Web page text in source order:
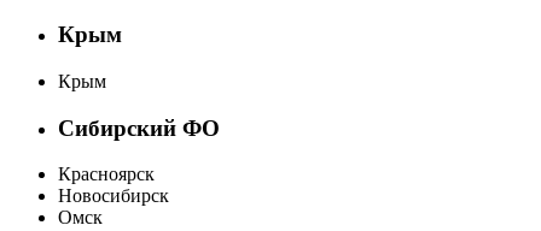
Крым
Крым
Сибирский ФО
Красноярск
Новосибирск
Омск